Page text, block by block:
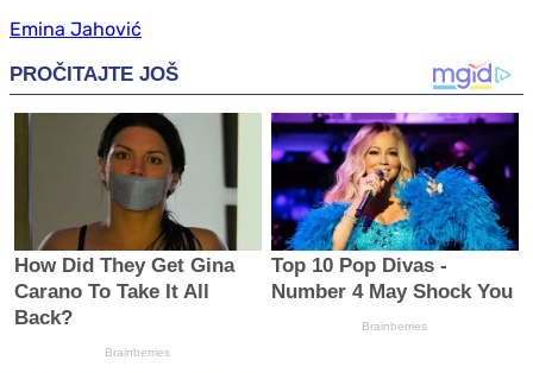
Emina Jahović